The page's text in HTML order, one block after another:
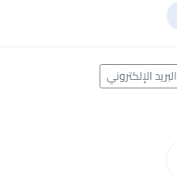
البريد الإلكتروني